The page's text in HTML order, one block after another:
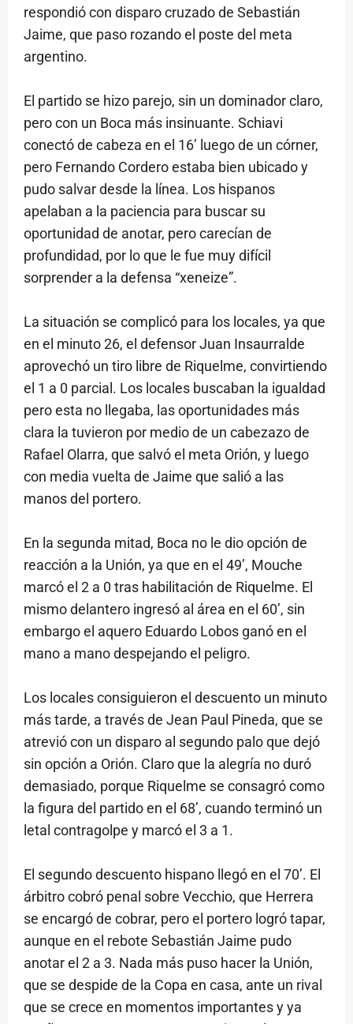
respondió con disparo cruzado de Sebastián
Jaime, que paso rozando el poste del meta
argentino.
El partido se hizo parejo, sin un dominador claro,
pero con un Boca más insinuante. Schiavi
conectó de cabeza en el 16’ luego de un córner,
pero Fernando Cordero estaba bien ubicado y
pudo salvar desde la línea. Los hispanos
apelaban a la paciencia para buscar su
oportunidad de anotar, pero carecían de
profundidad, por lo que le fue muy difícil
sorprender a la defensa “xeneize”.
La situación se complicó para los locales, ya que
en el minuto 26, el defensor Juan Insaurralde
aprovechó un tiro libre de Riquelme, convirtiendo
el 1 a 0 parcial. Los locales buscaban la igualdad
pero esta no llegaba, las oportunidades más
clara la tuvieron por medio de un cabezazo de
Rafael Olarra, que salvó el meta Orión, y luego
con media vuelta de Jaime que salió a las
manos del portero.
En la segunda mitad, Boca no le dio opción de
reacción a la Unión, ya que en el 49’, Mouche
marcó el 2 a 0 tras habilitación de Riquelme. El
mismo delantero ingresó al área en el 60’, sin
embargo el aquero Eduardo Lobos ganó en el
mano a mano despejando el peligro.
Los locales consiguieron el descuento un minuto
más tarde, a través de Jean Paul Pineda, que se
atrevió con un disparo al segundo palo que dejó
sin opción a Orión. Claro que la alegría no duró
demasiado, porque Riquelme se consagró como
la figura del partido en el 68’, cuando terminó un
letal contragolpe y marcó el 3 a 1.
El segundo descuento hispano llegó en el 70’. El
árbitro cobró penal sobre Vecchio, que Herrera
se encargó de cobrar, pero el portero logró tapar,
aunque en el rebote Sebastián Jaime pudo
anotar el 2 a 3. Nada más puso hacer la Unión,
que se despide de la Copa en casa, ante un rival
que se crece en momentos importantes y ya